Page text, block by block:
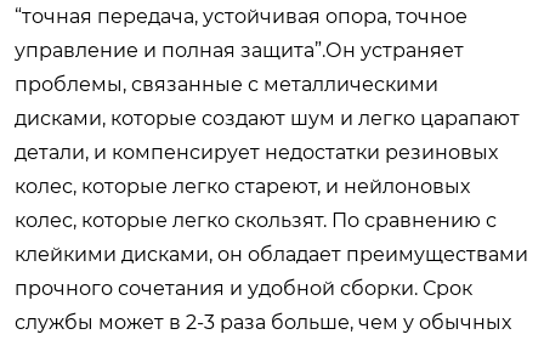
“точная передача, устойчивая опора, точное
управление и полная защита”.Он устраняет
проблемы, связанные с металлическими
дисками, которые создают шум и легко царапают
детали, и компенсирует недостатки резиновых
колес, которые легко стареют, и нейлоновых
колес, которые легко скользят. По сравнению с
клейкими дисками, он обладает преимуществами
прочного сочетания и удобной сборки. Срок
службы может в 2-3 раза больше, чем у обычных